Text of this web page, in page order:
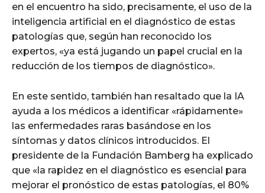
en el encuentro ha sido, precisamente, el uso de la
inteligencia artificial en el diagnóstico de estas
patologías que, según han reconocido los
expertos, «ya está jugando un papel crucial en la
reducción de los tiempos de diagnóstico».
En este sentido, también han resaltado que la IA
ayuda a los médicos a identificar «rápidamente»
las enfermedades raras basándose en los
síntomas y datos clínicos introducidos. El
presidente de la Fundación Bamberg ha explicado
que «la rapidez en el diagnóstico es esencial para
mejorar el pronóstico de estas patologías, el 80%